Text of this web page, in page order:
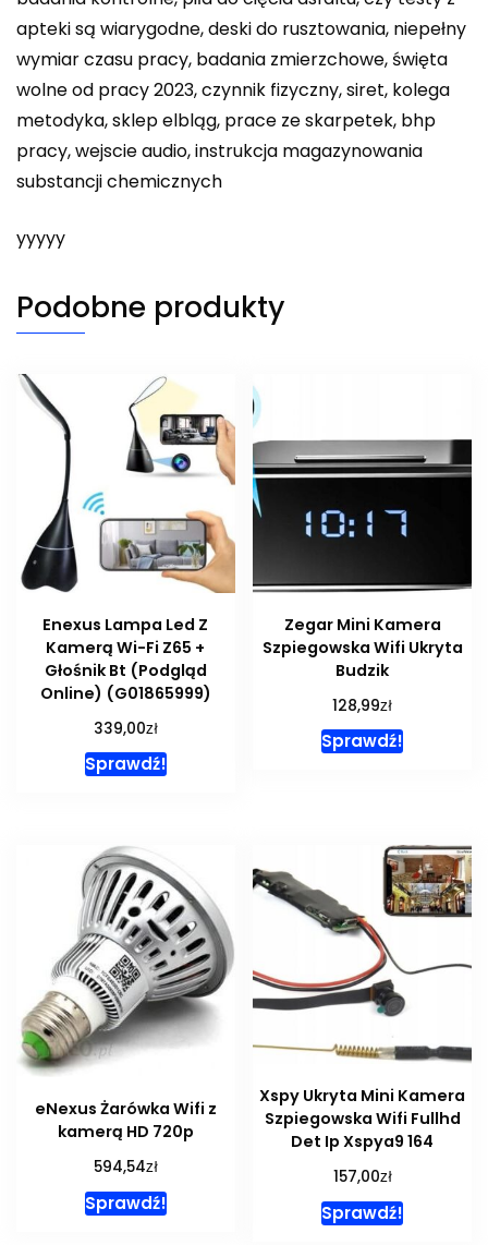
apteki są wiarygodne, deski do rusztowania, niepełny
wymiar czasu pracy, badania zmierzchowe, święta
wolne od pracy 2023, czynnik fizyczny, siret, kolega
metodyka, sklep elbląg, prace ze skarpetek, bhp
pracy, wejscie audio, instrukcja magazynowania
substancji chemicznych
yyyyy
Podobne produkty
Enexus Lampa Led Z
Kamerą Wi-Fi Z65 +
Głośnik Bt (Podgląd
Online) (G01865999)
339,00zł
Sprawdź!
Zegar Mini Kamera
Szpiegowska Wifi Ukryta
Budzik
128,99zł
Sprawdź!
eNexus Żarówka Wifi z
kamerą HD 720p
594,54zł
Sprawdź!
Xspy Ukryta Mini Kamera
Szpiegowska Wifi Fullhd
Det Ip Xspya9 164
157,00zł
Sprawdź!